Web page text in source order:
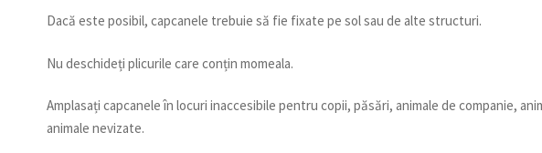
Dacă este posibil, capcanele trebuie să fie fixate pe sol sau de alte structuri.
Nu deschideți plicurile care conțin momeala.
Amplasați capcanele în locuri inaccesibile pentru copii, păsări, animale de companie,
animale nevizate.